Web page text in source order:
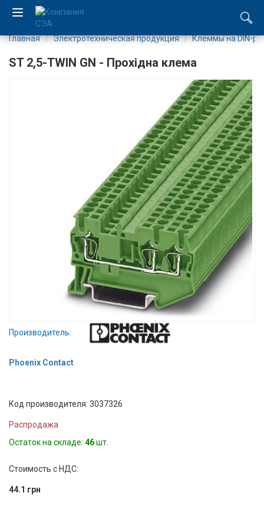
UA
Производство
Новости
Вакансии
авторизация
Производители
Тех.
поддержка
Главная Электротехническая продукция Клеммы на DIN-
ST 2,5-TWIN GN - Прохідна клема
Производитель:
Phoenix Contact
Код производителя: 3037326
Распродажа
Остаток на складе: 46шт.
Стоимость с НДС:
44.1 грн